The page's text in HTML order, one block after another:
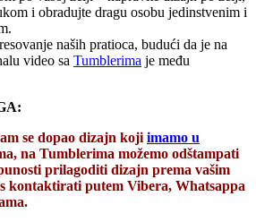
i obradujte dragu osobu jedinstvenim i
naših pratioca, budući da je na
video sa Tumblerima je među
se dopao dizajn koji imamo u
na Tumblerima možemo odštampati
prilagoditi dizajn prema vašim
kontaktirati putem Vibera, Whatsappa